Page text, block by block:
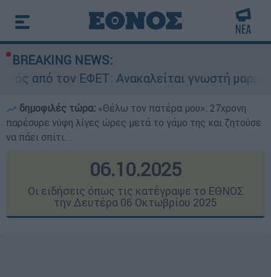
BREAKING NEWS:
Ανακαλείται γνωστή μαρμελάδα - Κίνδυνος
δημοφιλές τώρα: «Θέλω τον πατέρα μου»: 27χρονη
παρέσυρε νύφη λίγες ώρες μετά το γάμο της και ζητούσε
να πάει σπίτι...
06.10.2025
Οι ειδήσεις όπως τις κατέγραψε το ΕΘΝΟΣ
την Δευτέρα 06 Οκτωβρίου 2025